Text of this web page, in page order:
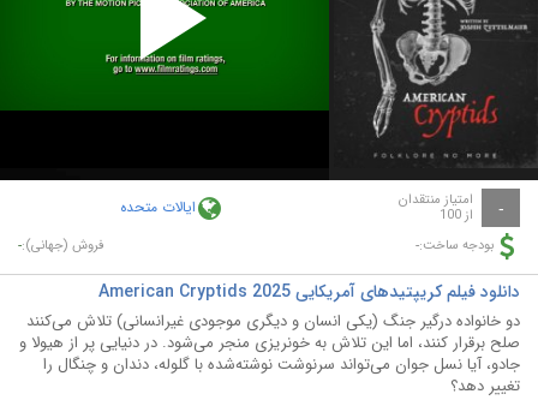
Play
Video
- امتیاز منتقدان
از 100 ایالات متحده
بودجه ساخت:- فروش (جهانی):-
دانلود فیلم کریپتیدهای آمریکایی American Cryptids 2025
دو خانواده درگیر جنگ (یکی انسان و دیگری موجودی غیرانسانی) تلاش می‌کنند
صلح برقرار کنند، اما این تلاش به خونریزی منجر می‌شود. در دنیایی پر از هیولا و
جادو، آیا نسل جوان می‌تواند سرنوشت نوشته‌شده با گلوله، دندان و چنگال را
تغییر دهد؟